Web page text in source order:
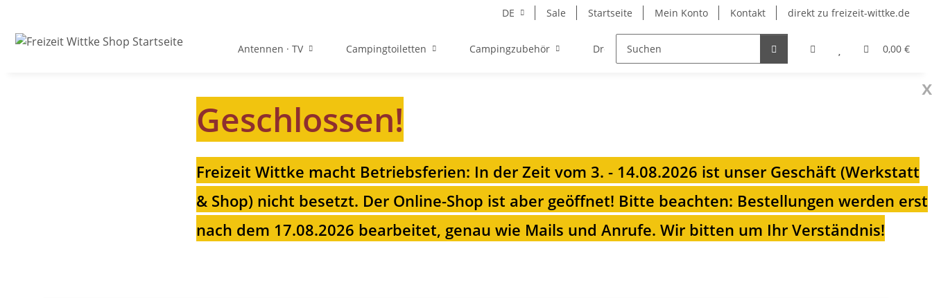
DE Sale Startseite Mein Konto Kontakt direkt zu freizeit-wittke.de
0,00 €
Antennen · TV Campingtoiletten Campingzubehör Drehkonsolen Heizungen für Ihren
x
Geschlossen!
Freizeit Wittke macht Betriebsferien: In der Zeit vom 3. - 14.08.2026 ist unser Geschäft (Werkstatt
& Shop) nicht besetzt. Der Online-Shop ist aber geöffnet! Bitte beachten: Bestellungen werden erst
nach dem 17.08.2026 bearbeitet, genau wie Mails und Anrufe. Wir bitten um Ihr Verständnis!